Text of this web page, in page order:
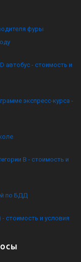
фуры
автобус - стоимость и
экспресс-курса -
B - стоимость и
по БДД
стоимость и условия